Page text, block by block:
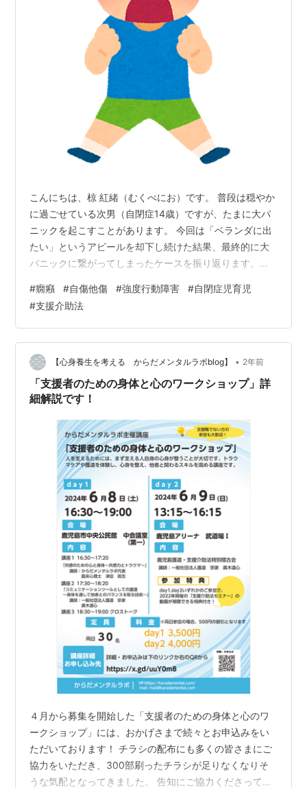
こんにちは、椋 紅緒（むくべにお）です。 普段は穏やか
に過ごせている次男（自閉症14歳）ですが、たまに大パ
ニックを起こすことがあります。 今回は「ベランダに出
たい」というアピールを却下し続けた結果、最終的に大
パニックに繋がってしまったケースを振り返ります。
対処法 なぜ「ベランダ」に固執するのか 「危険」や「不
潔」をどう伝えるか まとめ 「断られ続ける」ことが引き
金になる 次男が癇癪を起こすときは、大抵このパターン
です。 絵カードを使って「散歩」や「電車」を要求して
くるのですが、状況的にどうしても応えられず断り続け
てしまうと、処理しきれなくな…
#癇癪 #自傷他傷 #強度行動障害 #自閉症児育児
#支援介助法
【心身養生を考える からだメンタルラボblog】 • 2年前
「支援者のための身体と心のワークショップ」詳
細解説です！
４月から募集を開始した「支援者のための身体と心のワ
ークショップ」には、おかげさまで続々とお申込みをい
ただいております！ チラシの配布にも多くの皆さまにご
協力をいただき、300部刷ったチラシが足りなくなりそ
うな気配となってきました。 告知にご協力くださってい